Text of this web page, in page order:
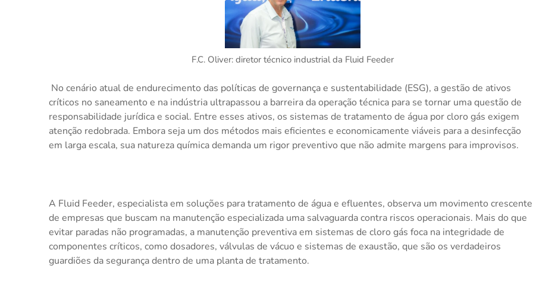
F.C. Oliver: diretor técnico industrial da Fluid Feeder
No cenário atual de endurecimento das políticas de governança e sustentabilidade (ESG), a gestão de ativos
críticos no saneamento e na indústria ultrapassou a barreira da operação técnica para se tornar uma questão de
responsabilidade jurídica e social. Entre esses ativos, os sistemas de tratamento de água por cloro gás exigem
atenção redobrada. Embora seja um dos métodos mais eficientes e economicamente viáveis para a desinfecção
em larga escala, sua natureza química demanda um rigor preventivo que não admite margens para improvisos.
A Fluid Feeder, especialista em soluções para tratamento de água e efluentes, observa um movimento crescente
de empresas que buscam na manutenção especializada uma salvaguarda contra riscos operacionais. Mais do que
evitar paradas não programadas, a manutenção preventiva em sistemas de cloro gás foca na integridade de
componentes críticos, como dosadores, válvulas de vácuo e sistemas de exaustão, que são os verdadeiros
guardiões da segurança dentro de uma planta de tratamento.